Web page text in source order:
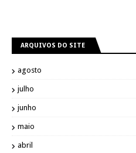
ARQUIVOS DO SITE
agosto
julho
junho
maio
abril